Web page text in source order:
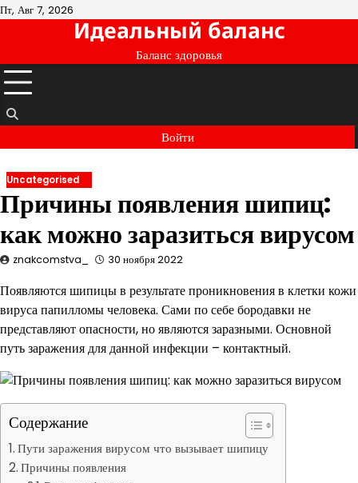
Перейти
Пт, Авг 7, 2026
Идеальный баланс
Баланс здоровья
Войти
Uncategorised
Причины появления шипиц:
как можно заразиться вирусом
znakcomstva_ 30 ноября 2022
Появляются шипицы в результате проникновения в клетки кожи
вируса папилломы человека. Сами по себе бородавки не
представляют опасности, но являются заразными. Основной
путь заражения для данной инфекции – контактный.
Содержание
Пути заражения вирусом что вызывает шипицу
Причины появления